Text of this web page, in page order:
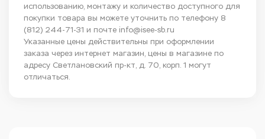
использованию, монтажу и количество доступного для
покупки товара вы можете уточнить по телефону 8
(812) 244-71-31 и почте info@isee-sb.ru
Указанные цены действительны при оформлении
заказа через интернет магазин, цены в магазине по
адресу Светлановский пр-кт, д. 70, корп. 1 могут
отличаться.